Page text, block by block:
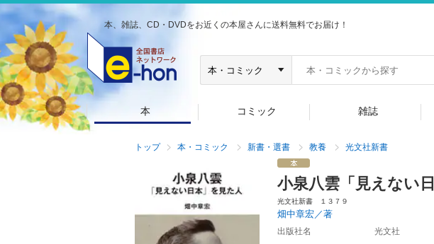
本、雑誌、CD・DVDをお近くの本屋さんに送料無料でお届け！
本 コミック 雑誌
トップ 本・コミック 新書・選書 教養 光文社新書
小泉八雲「見えない
光文社新書 １３７９
畑中章宏／著
出版社名
光文社